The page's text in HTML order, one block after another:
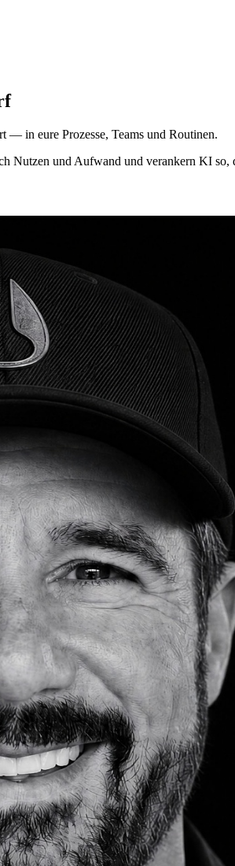
in eure Prozesse, Teams und Routinen.
Nutzen und Aufwand und verankern KI